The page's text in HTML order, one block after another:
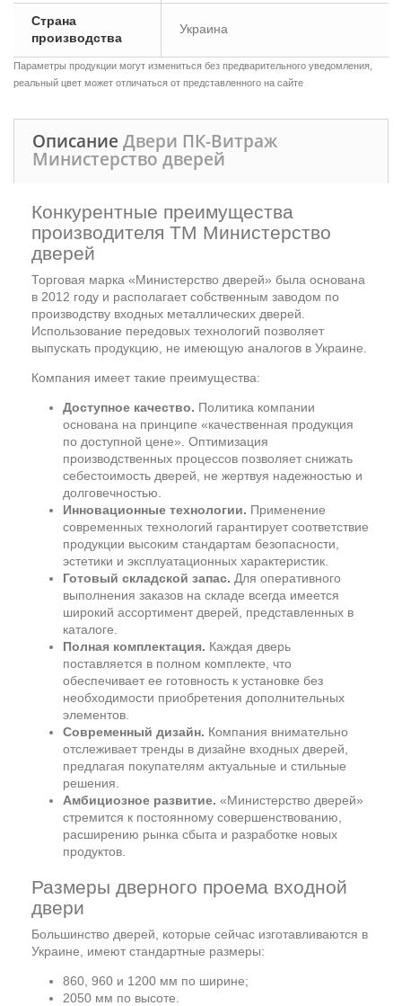
Страна
производства
Украина
Параметры продукции могут измениться без предварительного уведомления,
реальный цвет может отличаться от представленного на сайте
Описание Двери ПК-Витраж
Министерство дверей
Конкурентные преимущества
производителя ТМ Министерство
дверей
Торговая марка «Министерство дверей» была основана
в 2012 году и располагает собственным заводом по
производству входных металлических дверей.
Использование передовых технологий позволяет
выпускать продукцию, не имеющую аналогов в Украине.
Компания имеет такие преимущества:
Доступное качество. Политика компании
основана на принципе «качественная продукция
по доступной цене». Оптимизация
производственных процессов позволяет снижать
себестоимость дверей, не жертвуя надежностью и
долговечностью.
Инновационные технологии. Применение
современных технологий гарантирует соответствие
продукции высоким стандартам безопасности,
эстетики и эксплуатационных характеристик.
Готовый складской запас. Для оперативного
выполнения заказов на складе всегда имеется
широкий ассортимент дверей, представленных в
каталоге.
Полная комплектация. Каждая дверь
поставляется в полном комплекте, что
обеспечивает ее готовность к установке без
необходимости приобретения дополнительных
элементов.
Современный дизайн. Компания внимательно
отслеживает тренды в дизайне входных дверей,
предлагая покупателям актуальные и стильные
решения.
Амбициозное развитие. «Министерство дверей»
стремится к постоянному совершенствованию,
расширению рынка сбыта и разработке новых
продуктов.
Размеры дверного проема входной
двери
Большинство дверей, которые сейчас изготавливаются в
Украине, имеют стандартные размеры:
860, 960 и 1200 мм по ширине;
2050 мм по высоте.